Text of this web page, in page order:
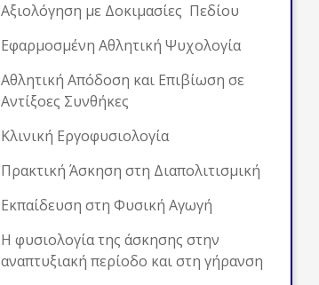
Αξιολόγηση με Δοκιμασίες Πεδίου
Εφαρμοσμένη Αθλητική Ψυχολογία
Αθλητική Απόδοση και Επιβίωση σε
Αντίξοες Συνθήκες
Κλινική Εργοφυσιολογία
Πρακτική Άσκηση στη Διαπολιτισμική
Εκπαίδευση στη Φυσική Αγωγή
Η φυσιολογία της άσκησης στην
αναπτυξιακή περίοδο και στη γήρανση